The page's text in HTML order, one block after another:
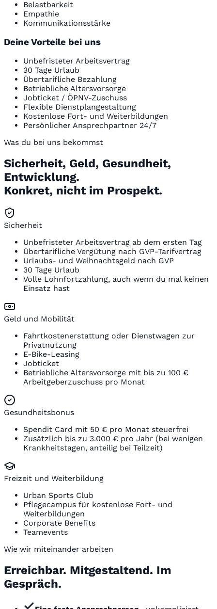
Belastbarkeit
Empathie
Kommunikationsstärke
Deine Vorteile bei uns
Unbefristeter Arbeitsvertrag
30 Tage Urlaub
Übertarifliche Bezahlung
Betriebliche Altersvorsorge
Jobticket / ÖPNV-Zuschuss
Flexible Dienstplangestaltung
Kostenlose Fort- und Weiterbildungen
Persönlicher Ansprechpartner 24/7
Was du bei uns bekommst
Sicherheit, Geld, Gesundheit,
Entwicklung.
Konkret, nicht im Prospekt.
Sicherheit
Unbefristeter Arbeitsvertrag ab dem ersten Tag
Übertarifliche Vergütung nach GVP-Tarifvertrag
Urlaubs- und Weihnachtsgeld nach GVP
30 Tage Urlaub
Volle Lohnfortzahlung, auch wenn du mal keinen
Einsatz hast
Geld und Mobilität
Fahrtkostenerstattung oder Dienstwagen zur
Privatnutzung
E-Bike-Leasing
Jobticket
Betriebliche Altersvorsorge mit bis zu 100 €
Arbeitgeberzuschuss pro Monat
Gesundheitsbonus
Spendit Card mit 50 € pro Monat steuerfrei
Zusätzlich bis zu 3.000 € pro Jahr (bei wenigen
Krankheitstagen, anteilig bei Teilzeit)
Freizeit und Weiterbildung
Urban Sports Club
Pflegecampus für kostenlose Fort- und
Weiterbildungen
Corporate Benefits
Teamevents
Wie wir miteinander arbeiten
Erreichbar. Mitgestaltend. Im
Gespräch.